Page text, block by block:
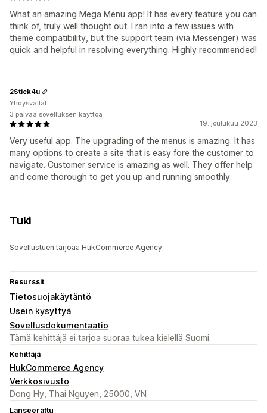
What an amazing Mega Menu app! It has every feature you can
think of, truly well thought out. I ran into a few issues with
theme compatibility, but the support team (via Messenger) was
quick and helpful in resolving everything. Highly recommended!
19. joulukuu 2023
Very useful app. The upgrading of the menus is amazing. It has
many options to create a site that is easy fore the customer to
navigate. Customer service is amazing as well. They offer help
and come thorough to get you up and running smoothly.
2Stick4u
Yhdysvallat
3 päivää sovelluksen käyttöä
Tuki
Sovellustuen tarjoaa HukCommerce Agency.
Resurssit
Tietosuojakäytäntö
Usein kysyttyä
Sovellusdokumentaatio
Tämä kehittäjä ei tarjoa suoraa tukea kielellä Suomi.
Kehittäjä
HukCommerce Agency
Verkkosivusto
Dong Hy, Thai Nguyen, 25000, VN
Lanseerattu